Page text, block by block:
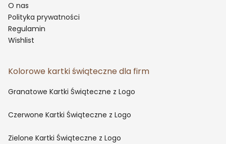
O nas
Polityka prywatności
Regulamin
Wishlist
Kolorowe kartki świąteczne dla firm
Granatowe Kartki Świąteczne z Logo
Czerwone Kartki Świąteczne z Logo
Zielone Kartki Świąteczne z Logo